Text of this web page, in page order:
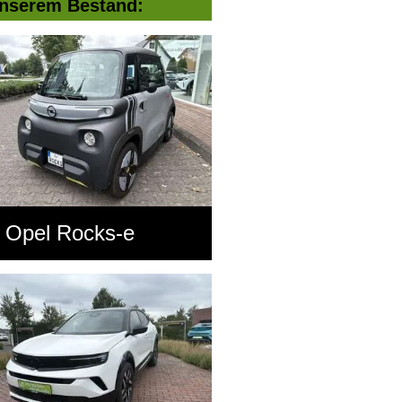
Bestand:
Opel Rocks-e